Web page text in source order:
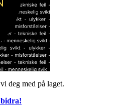
deg med på laget.